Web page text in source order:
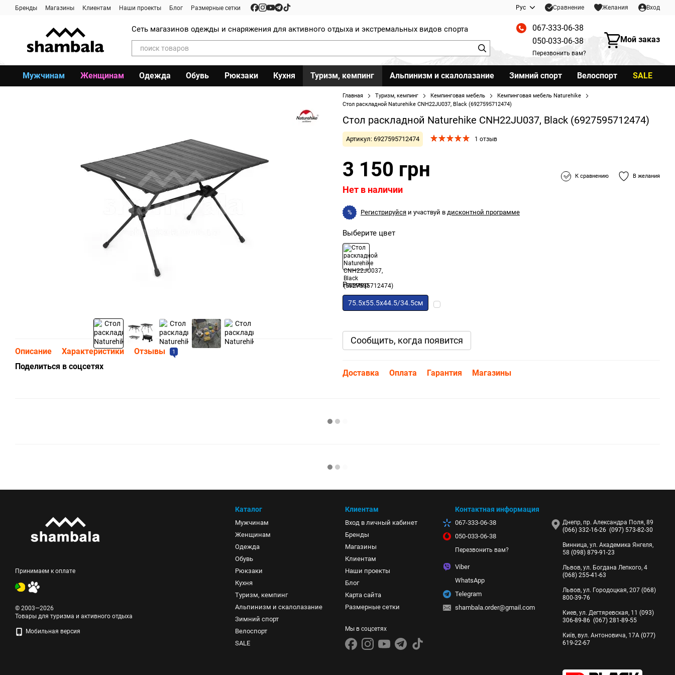
Перейти к основному контенту
Бренды Магазины Клиентам Наши проекты Блог Размерные сетки Рус Сравнение Желания Вход
Сеть магазинов одежды и снаряжения для активного отдыха и экстремальных видов спорта
067-333-06-38
050-033-06-38
Перезвонить вам?
Мой заказ
Мужчинам Женщинам Одежда Обувь Рюкзаки Кухня Туризм, кемпинг Альпинизм и скалолазание Зимний спорт Велоспорт SALE
Описание Характеристики Отзывы 1
Поделиться в соцсетях
Главная Туризм, кемпинг Кемпинговая мебель
Кемпинговая мебель Naturehike
Стол раскладной Naturehike CNH22JU037, Black (6927595712474)
Стол раскладной Naturehike CNH22JU037, Black (6927595712474)
Артикул: 6927595712474 1 отзыв
3 150 грн
Нет в наличии
К сравнению В желания
% Регистрируйся и участвуй в дисконтной программе
Выберите цвет
Размер
75.5х55.5х44.5/34.5см
Сообщить, когда появится
Доставка Оплата Гарантия Магазины
Принимаем к оплате
© 2003—2026
Товары для туризма и активного отдыха
Мобильная версия
Каталог
Мужчинам
Женщинам
Одежда
Обувь
Рюкзаки
Кухня
Туризм, кемпинг
Альпинизм и скалолазание
Зимний спорт
Велоспорт
SALE
Клиентам
Вход в личный кабинет
Бренды
Магазины
Клиентам
Наши проекты
Блог
Карта сайта
Размерные сетки
Мы в соцсетях
Контактная информация
067-333-06-38
050-033-06-38
Перезвонить вам?
Viber
WhatsApp
Telegram
shambala.order@gmail.com
Днепр, пр. Александра Поля, 89
(066) 332-16-26 (097) 573-82-30
Винница, ул. Академика Янгеля,
58 (098) 879-91-23
Львов, ул. Богдана Лепкого, 4
(068) 255-41-63
Львов, ул. Городоцкая, 207 (068)
800-39-76
Киев, ул. Дегтяревская, 11 (093)
306-89-86 (067) 281-89-55
Київ, вул. Антоновича, 17А (077)
619-22-67